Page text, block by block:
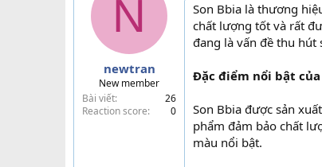
i
N
newtran
New member
Bài viết
26
Reaction score
0
Son Bbia là thương
chất lượng tốt và rất
đang là vấn đề thu
Đặc điểm nổi bật của
Son Bbia được sản
phẩm đảm bảo chất
màu nổi bật.